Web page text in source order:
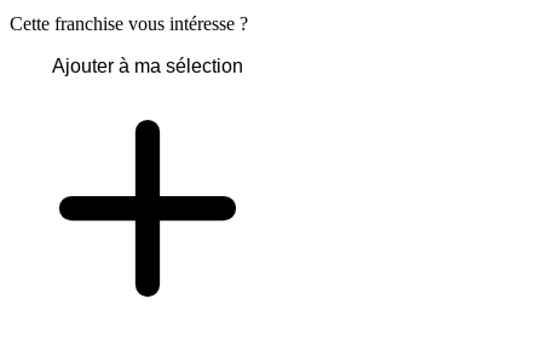
Cette franchise vous intéresse ?
Ajouter à ma sélection